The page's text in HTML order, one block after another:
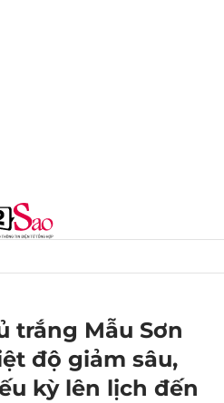
trắng Mẫu Sơn
độ giảm sâu,
kỳ lên lịch đến